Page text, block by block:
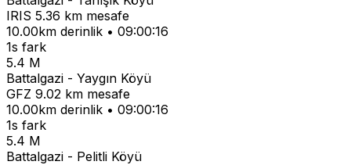
IRIS 5.36 km mesafe
10.00km derinlik • 09:00:16
1s fark
5.4 M
Battalgazi - Yaygın Köyü
GFZ 9.02 km mesafe
10.00km derinlik • 09:00:16
1s fark
5.4 M
Battalgazi - Pelitli Köyü